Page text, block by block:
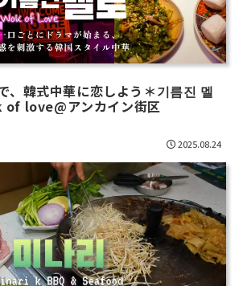
、韓式中華に恋しよう＊기름진 멜
of love@アンカイン街区
2025.08.24